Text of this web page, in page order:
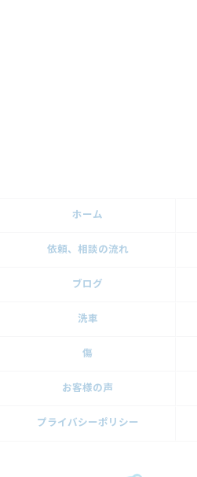
ホーム
依頼、相談の流れ
ブログ
洗車
傷
お客様の声
プライバシーポリシー